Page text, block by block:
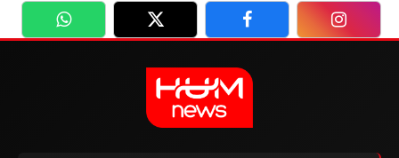
WhatsApp Twitter Facebook